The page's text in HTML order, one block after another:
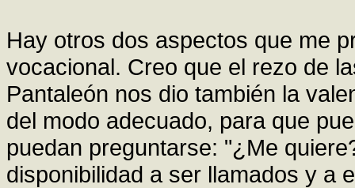
Hay otros dos aspectos que me
vocacional. Creo que el rezo de
Pantaleón nos dio también la
del modo adecuado, para que
puedan preguntarse: "¿Me
disponibilidad a ser llamados y a